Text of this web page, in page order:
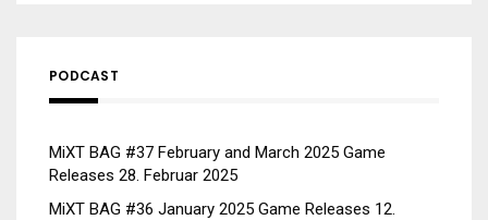
PODCAST
MiXT BAG #37 February and March 2025 Game
Releases 28. Februar 2025
MiXT BAG #36 January 2025 Game Releases 12.